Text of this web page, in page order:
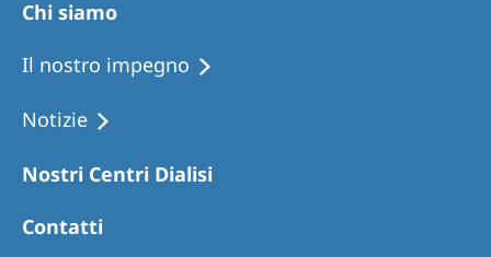
Chi siamo
Il nostro impegno
Notizie
Nostri Centri Dialisi
Contatti